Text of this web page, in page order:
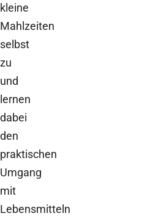
kleine
Mahlzeiten
selbst
zu
und
lernen
dabei
den
praktischen
Umgang
mit
Lebensmitteln